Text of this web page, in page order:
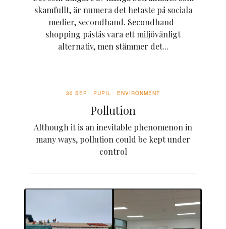
skamfullt, är numera det hetaste på sociala
medier, secondhand. Secondhand-
shopping påstås vara ett miljövänligt
alternativ, men stämmer det...
30 SEP PUPIL ENVIRONMENT
Pollution
Although it is an inevitable phenomenon in
many ways, pollution could be kept under
control